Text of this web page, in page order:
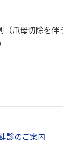
（爪母切除を伴
診のご案内